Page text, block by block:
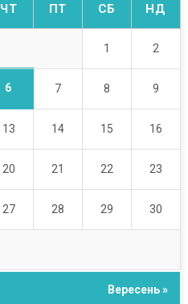
ЧТ ПТ СБ НД
1 2
6 7 8 9
13 14 15 16
20 21 22 23
27 28 29 30
Вересень »